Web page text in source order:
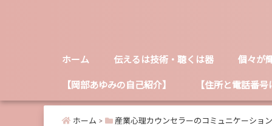
ホーム 伝えるは技術・聴くは器 個々が
【岡部あゆみの自己紹介】 【住所と電話番
ホーム > 産業心理カウンセラーのコミュニケーショ